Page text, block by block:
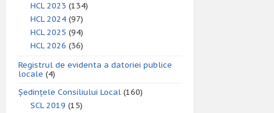
HCL 2023 (134)
HCL 2024 (97)
HCL 2025 (94)
HCL 2026 (36)
Registrul de evidenta a datoriei publice
locale (4)
Ședințele Consiliului Local (160)
SCL 2019 (15)